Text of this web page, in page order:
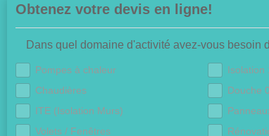
Obtenez votre devis en ligne!
Dans quel domaine d'activité avez-vous besoin
Pompes à chaleur
Isolation
Chaudières
Douche
ITE (Isolation Murs)
Volets / Fenêtres